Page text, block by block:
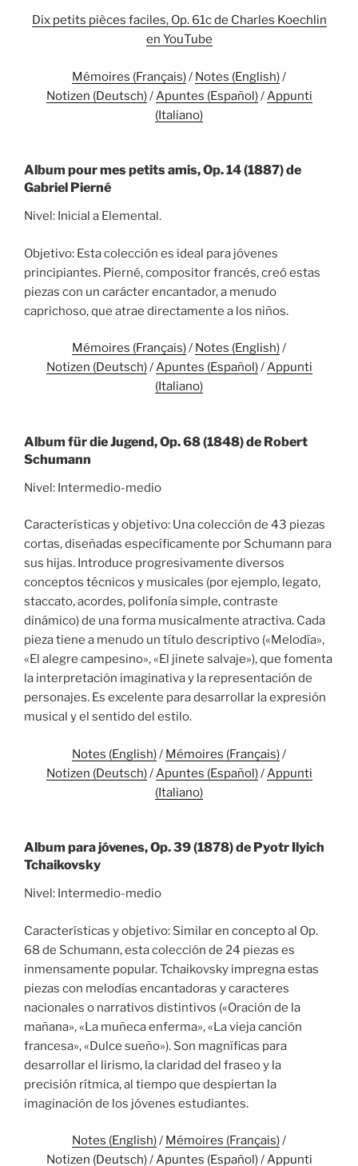
Dix petits pièces faciles, Op. 61c de Charles Koechlin
en YouTube
Mémoires (Français)/ Notes (English)/
Notizen (Deutsch)/Apuntes (Español)/Appunti
(Italiano)
Album pour mes petits amis, Op. 14 (1887) de
Gabriel Pierné
Nivel: Inicial a Elemental.
Objetivo: Esta colección es ideal para jóvenes
principiantes. Pierné, compositor francés, creó estas
piezas con un carácter encantador, a menudo
caprichoso, que atrae directamente a los niños.
Mémoires (Français)/ Notes (English)/
Notizen (Deutsch)/Apuntes (Español)/Appunti
(Italiano)
Album für die Jugend, Op. 68 (1848) de Robert
Schumann
Nivel: Intermedio-medio
Características y objetivo: Una colección de 43 piezas
cortas, diseñadas específicamente por Schumann para
sus hijas. Introduce progresivamente diversos
conceptos técnicos y musicales (por ejemplo, legato,
staccato, acordes, polifonía simple, contraste
dinámico) de una forma musicalmente atractiva. Cada
pieza tiene a menudo un título descriptivo («Melodía»,
«El alegre campesino», «El jinete salvaje»), que fomenta
la interpretación imaginativa y la representación de
personajes. Es excelente para desarrollar la expresión
musical y el sentido del estilo.
Notes (English)/ Mémoires (Français)/
Notizen (Deutsch)/Apuntes (Español)/Appunti
(Italiano)
Album para jóvenes, Op. 39 (1878) de Pyotr Ilyich
Tchaikovsky
Nivel: Intermedio-medio
Características y objetivo: Similar en concepto al Op.
68 de Schumann, esta colección de 24 piezas es
inmensamente popular. Tchaikovsky impregna estas
piezas con melodías encantadoras y caracteres
nacionales o narrativos distintivos («Oración de la
mañana», «La muñeca enferma», «La vieja canción
francesa», «Dulce sueño»). Son magníficas para
desarrollar el lirismo, la claridad del fraseo y la
precisión rítmica, al tiempo que despiertan la
imaginación de los jóvenes estudiantes.
Notes (English)/ Mémoires (Français)/
Notizen (Deutsch)/Apuntes (Español)/Appunti